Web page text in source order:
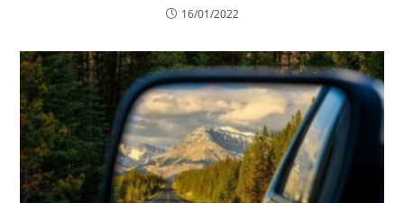
16/01/2022